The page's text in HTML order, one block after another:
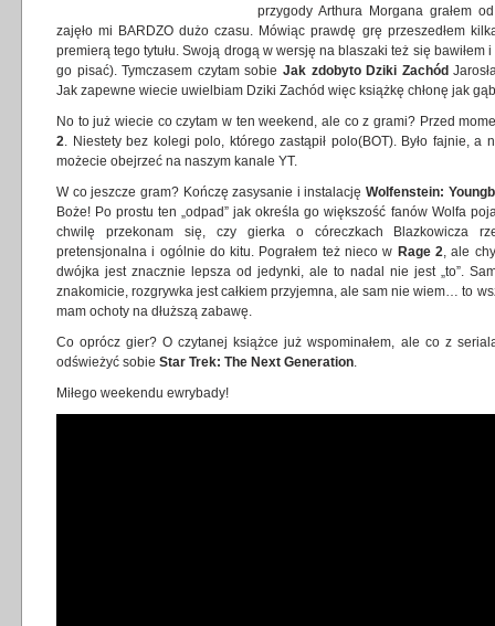
przygody Arthura Morgana grałem
zajęło mi BARDZO dużo czasu. Mówiąc prawdę grę przeszedłem
premierą tego tytułu. Swoją drogą w wersję na blaszaki też się
go pisać). Tymczasem czytam sobie Jak zdobyto Dziki Zachód
Jak zapewne wiecie uwielbiam Dziki Zachód więc książkę chłonę jak
No to już wiecie co czytam w ten weekend, ale co z grami? Przed
2. Niestety bez kolegi polo, którego zastąpił polo(BOT). Było fajnie, a
możecie obejrzeć na naszym kanale YT.
W co jeszcze gram? Kończę zasysanie i instalację Wolfenstein:
Boże! Po prostu ten „odpad” jak określa go większość fanów Wolfa
chwilę przekonam się, czy gierka o córeczkach Blazkowicza
pretensjonalna i ogólnie do kitu. Pograłem też nieco w Rage 2, ale
dwójka jest znacznie lepsza od jedynki, ale to nadal nie jest „to”.
znakomicie, rozgrywka jest całkiem przyjemna, ale sam nie wiem… to
mam ochoty na dłuższą zabawę.
Co oprócz gier? O czytanej książce już wspominałem, ale co z
odświeżyć sobie Star Trek: The Next Generation.
Miłego weekendu ewrybady!